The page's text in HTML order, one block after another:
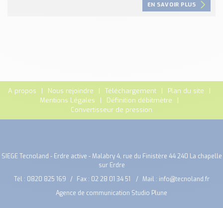
EN SAVOIR PLUS
A propos Nous rejoindre Téléchargement
Plan du site
Mentions Légales
Définition débitmètre
Convertisseur de pression
SIEGE Tecnoland - Erdre active - Malabry 4, rue du Finistère 44 240 La chapelle
sur Erdre
Tél : 0820 825 169 Fax : 02 28 01 34 51 Mail : info@tecnoland.fr
Agence de communication Studio Plune